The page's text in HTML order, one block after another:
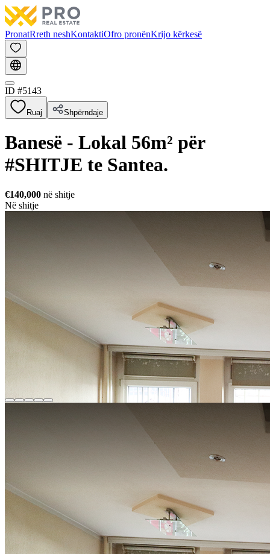
PronatRreth neshKontaktiOfro pronënKrijo kërkesë
ID #5143
Ruaj Shpërndaje
Banesë - Lokal 56m² për
#SHITJE te Santea.
€140,000 në shitje
Në shitje